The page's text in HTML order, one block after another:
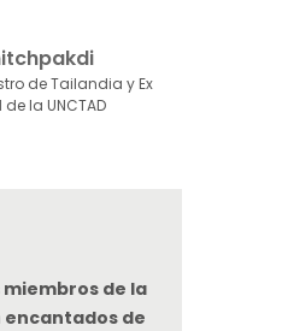
de Tailandia y Ex
la UNCTAD
miembros de la
encantados de